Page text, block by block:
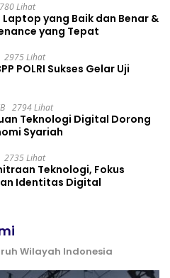
Lihat
yang Baik dan Benar &
yang Tepat
2975 Lihat
POLRI Sukses Gelar Uji
2794 Lihat
Teknologi Digital Dorong
Syariah
2735 Lihat
Teknologi, Fokus
Identitas Digital
Wilayah Indonesia